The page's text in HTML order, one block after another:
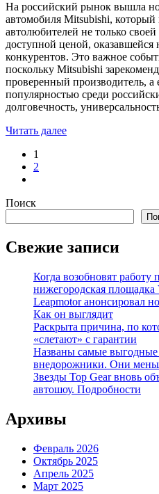
На российский рынок вышла
автомобиля Mitsubishi,
автолюбителей не только
доступной ценой,
конкурентов. Это важное
поскольку Mitsubishi
проверенный производитель, а
популярностью среди
долговечность,
Читать далее
1
2
Поиск
Свежие записи
Когда возобновят работу
нижегородская площадка
Leapmotor анонсировал
Как он выглядит
Раскрыта причина, по
«слетают» с гарантии
Названы самые выгодные
внедорожники. Они
Звезды Top Gear вновь
автошоу. Подробности
Архивы
Февраль 2026
Октябрь 2025
Апрель 2025
Март 2025